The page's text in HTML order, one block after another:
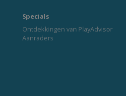
Specials
Ontdekkingen van PlayAdvisor
Aanraders